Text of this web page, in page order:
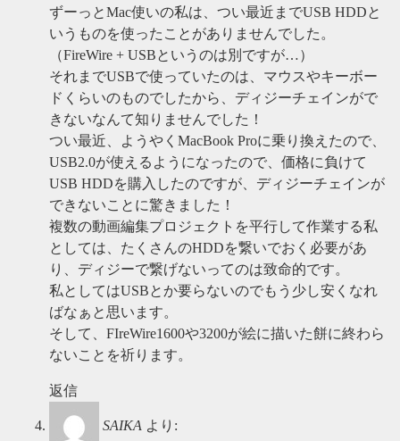
ずーっとMac使いの私は、つい最近までUSB HDDと
いうものを使ったことがありませんでした。
（FireWire + USBというのは別ですが…）
それまでUSBで使っていたのは、マウスやキーボー
ドくらいのものでしたから、ディジーチェインがで
きないなんて知りませんでした！
つい最近、ようやくMacBook Proに乗り換えたので、
USB2.0が使えるようになったので、価格に負けて
USB HDDを購入したのですが、ディジーチェインが
できないことに驚きました！
複数の動画編集プロジェクトを平行して作業する私
としては、たくさんのHDDを繋いでおく必要があ
り、ディジーで繋げないってのは致命的です。
私としてはUSBとか要らないのでもう少し安くなれ
ばなぁと思います。
そして、FIreWire1600や3200が絵に描いた餅に終わら
ないことを祈ります。
返信
SAIKA より: